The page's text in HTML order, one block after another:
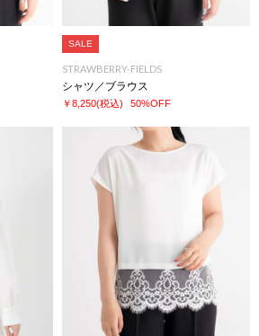
SALE
STRAWBERRY-FIELDS
シャツ／ブラウス
￥8,250(税込) 50%OFF